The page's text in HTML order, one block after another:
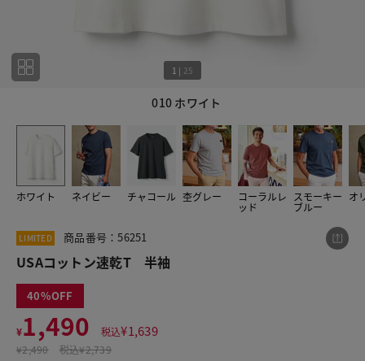
010 ホワイト
1 | 25
ホワイト ネイビー チャコール 杢グレー コーラルレ
ッド
スモーキー
ブルー
オ
25
LIMITED 商品番号：56251
USAコットン速乾T 半袖
40
¥1,490 税込¥1,639
¥2,490 税込¥2,739
この商品をシェアする
USAコットン速乾T 半袖
¥1,490
税込¥1,639